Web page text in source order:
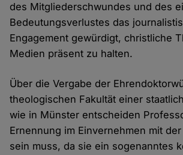
des Mitgliederschwundes und des
Bedeutungsverlustes das
Engagement gewürdigt, christliche
Medien präsent zu halten.
Über die Vergabe der
theologischen Fakultät einer
wie in Münster entscheiden
Ernennung im Einvernehmen mit
sein muss, da sie ein sogenanntes